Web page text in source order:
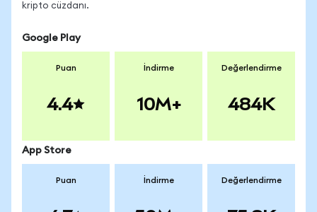
kripto cüzdanı.
Google Play
Puan
4.4
İndirme
10M+
Değerlendirme
484K
App Store
Puan İndirme Değerlendirme